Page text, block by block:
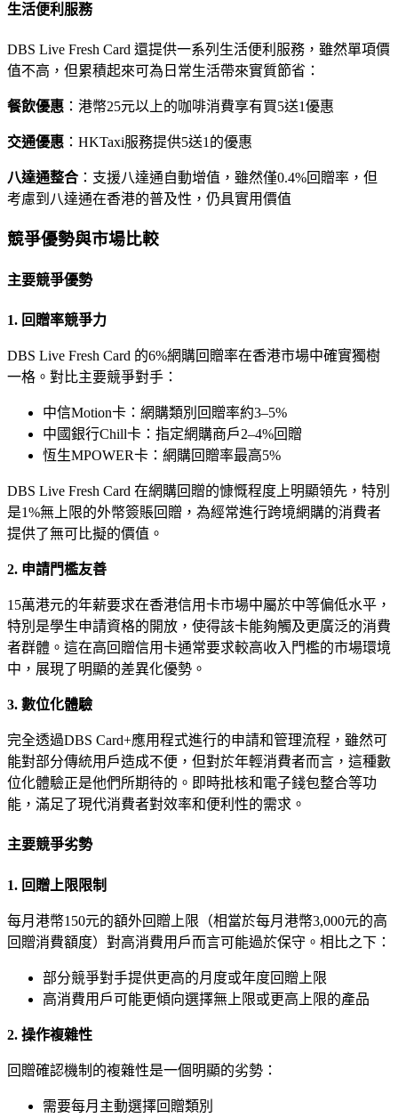
生活便利服務
DBS Live Fresh Card 還提供一系列生活便利服務，雖然單項價
值不高，但累積起來可為日常生活帶來實質節省：
餐飲優惠 ：港幣25元以上的咖啡消費享有買5送1優惠
交通優惠 ：HKTaxi服務提供5送1的優惠
八達通整合 ：支援八達通自動增值，雖然僅0.4%回贈率，但
考慮到八達通在香港的普及性，仍具實用價值
競爭優勢與市場比較
主要競爭優勢
1. 回贈率競爭力
DBS Live Fresh Card 的6%網購回贈率在香港市場中確實獨樹
一格。對比主要競爭對手：
中信Motion卡：網購類別回贈率約3–5%
中國銀行Chill卡：指定網購商戶2–4%回贈
恆生MPOWER卡：網購回贈率最高5%
DBS Live Fresh Card 在網購回贈的慷慨程度上明顯領先，特別
是1%無上限的外幣簽賬回贈，為經常進行跨境網購的消費者
提供了無可比擬的價值。
2. 申請門檻友善
15萬港元的年薪要求在香港信用卡市場中屬於中等偏低水平，
特別是學生申請資格的開放，使得該卡能夠觸及更廣泛的消費
者群體。這在高回贈信用卡通常要求較高收入門檻的市場環境
中，展現了明顯的差異化優勢。
3. 數位化體驗
完全透過DBS Card+應用程式進行的申請和管理流程，雖然可
能對部分傳統用戶造成不便，但對於年輕消費者而言，這種數
位化體驗正是他們所期待的。即時批核和電子錢包整合等功
能，滿足了現代消費者對效率和便利性的需求。
主要競爭劣勢
1. 回贈上限限制
每月港幣150元的額外回贈上限（相當於每月港幣3,000元的高
回贈消費額度）對高消費用戶而言可能過於保守。相比之下：
部分競爭對手提供更高的月度或年度回贈上限
高消費用戶可能更傾向選擇無上限或更高上限的產品
2. 操作複雜性
回贈確認機制的複雜性是一個明顯的劣勢：
需要每月主動選擇回贈類別